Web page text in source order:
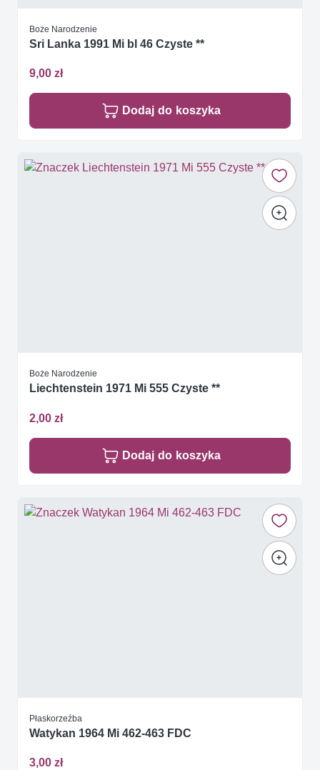
Boże Narodzenie
Sri Lanka 1991 Mi bl 46 Czyste **
9,00 zł
Dodaj do koszyka
Boże Narodzenie
Liechtenstein 1971 Mi 555 Czyste **
2,00 zł
Dodaj do koszyka
Płaskorzeźba
Watykan 1964 Mi 462-463 FDC
3,00 zł